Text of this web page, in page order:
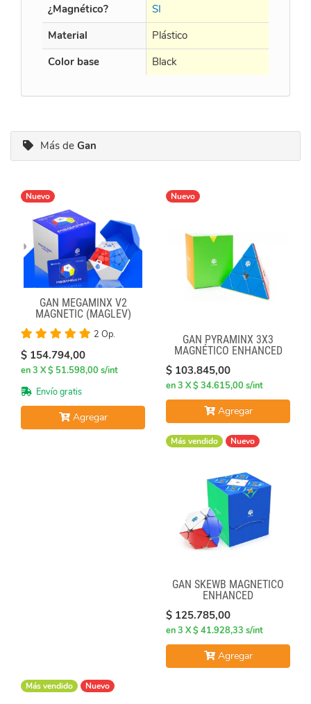
¿Magnético?
SI
Material
Plástico
Color base
Black
Más de Gan
Nuevo
GAN MEGAMINX V2
MAGNETIC (MAGLEV)
2 Op.
$ 154.794,00
en 3 X $ 51.598,00 s/int
Envío gratis
Agregar
Nuevo
GAN PYRAMINX 3X3
MAGNÉTICO ENHANCED
$ 103.845,00
en 3 X $ 34.615,00 s/int
Agregar
Más vendido Nuevo
GAN SKEWB MAGNETICO
ENHANCED
$ 125.785,00
en 3 X $ 41.928,33 s/int
Agregar
Más vendido Nuevo